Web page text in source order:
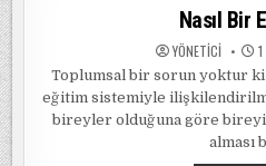
Nasıl Bir
YÖNETICI
Toplumsal bir sorun yoktur
eğitim sistemiyle
bireyler olduğuna göre
alması